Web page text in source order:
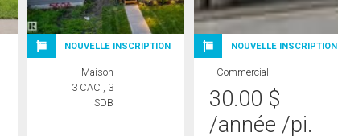
NOUVELLE INSCRIPTION
Maison
3 CAC , 3
SDB
NOUVELLE INSCRIPTION
Commercial
30.00 $
/année /pi.